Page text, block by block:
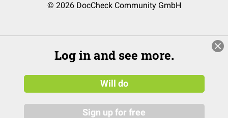
© 2026 DocCheck Community GmbH
Log in and see more.
Will do
Sign up for free